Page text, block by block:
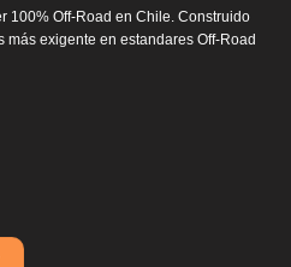
100% Off-Road en Chile. Construido
exigente en estandares Off-Road